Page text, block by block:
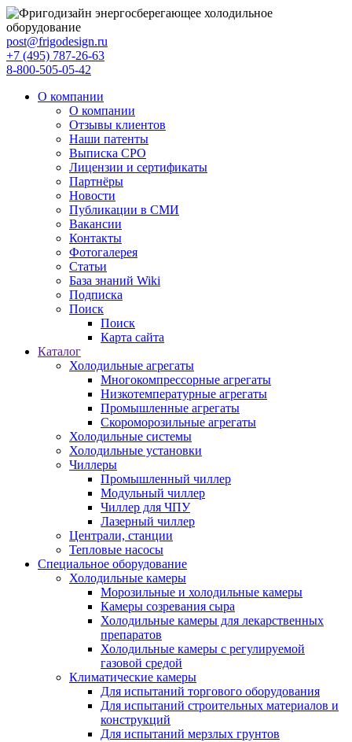
post@frigodesign.ru
+7 (495) 787-26-63
8-800-505-05-42
О компании
О компании
Отзывы клиентов
Наши патенты
Выписка СРО
Лицензии и сертификаты
Партнёры
Новости
Публикации в СМИ
Вакансии
Контакты
Фотогалерея
Статьи
База знаний Wiki
Подписка
Поиск
Поиск
Карта сайта
Каталог
Холодильные агрегаты
Многокомпрессорные агрегаты
Низкотемпературные агрегаты
Промышленные агрегаты
Скороморозильные агрегаты
Холодильные системы
Холодильные установки
Чиллеры
Промышленный чиллер
Модульный чиллер
Чиллер для ЧПУ
Лазерный чиллер
Централи, станции
Тепловые насосы
Специальное оборудование
Холодильные камеры
Морозильные и холодильные камеры
Камеры созревания сыра
Холодильные камеры для лекарственных
препаратов
Холодильные камеры с регулируемой
газовой средой
Климатические камеры
Для испытаний торгового оборудования
Для испытаний строительных материалов и
конструкций
Для испытаний мерзлых грунтов